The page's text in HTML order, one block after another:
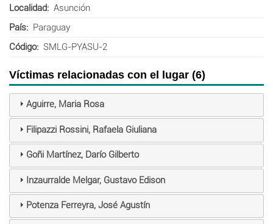
Localidad
Asunción
País
Paraguay
Código
SMLG-PYASU-2
Víctimas relacionadas con el lugar (6)
Aguirre, Maria Rosa
Filipazzi Rossini, Rafaela Giuliana
Goñi Martínez, Darío Gilberto
Inzaurralde Melgar, Gustavo Edison
Potenza Ferreyra, José Agustín